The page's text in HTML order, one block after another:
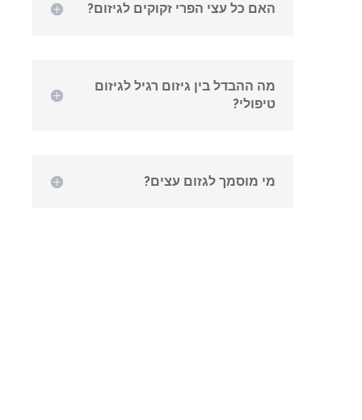
האם כל עצי הפרי זקוקים לגיזום?
מה ההבדל בין גיזום רגיל לגיזום
טיפולי?
מי מוסמך לגזום עצים?